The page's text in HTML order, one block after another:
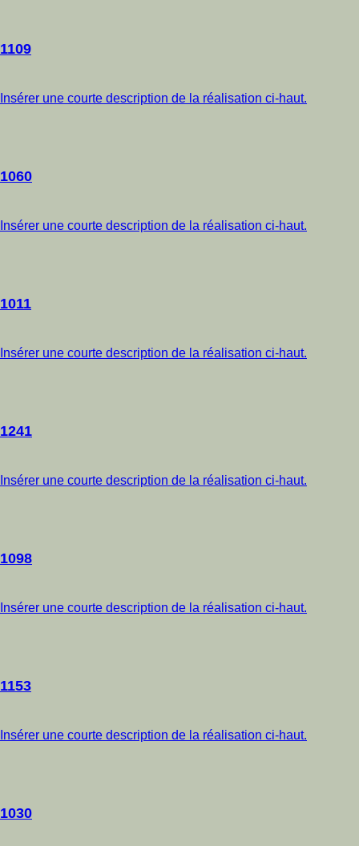
1109
Insérer une courte description de la réalisation ci-haut.
1060
Insérer une courte description de la réalisation ci-haut.
1011
Insérer une courte description de la réalisation ci-haut.
1241
Insérer une courte description de la réalisation ci-haut.
1098
Insérer une courte description de la réalisation ci-haut.
1153
Insérer une courte description de la réalisation ci-haut.
1030